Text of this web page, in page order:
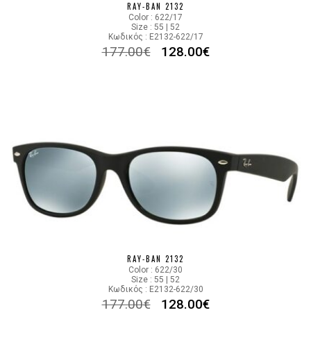
RAY-BAN 2132
Color : 622/17
Size : 55 | 52
Κωδικός : E2132-622/17
177.00€ 128.00€
RAY-BAN 2132
Color : 622/30
Size : 55 | 52
Κωδικός : E2132-622/30
177.00€ 128.00€